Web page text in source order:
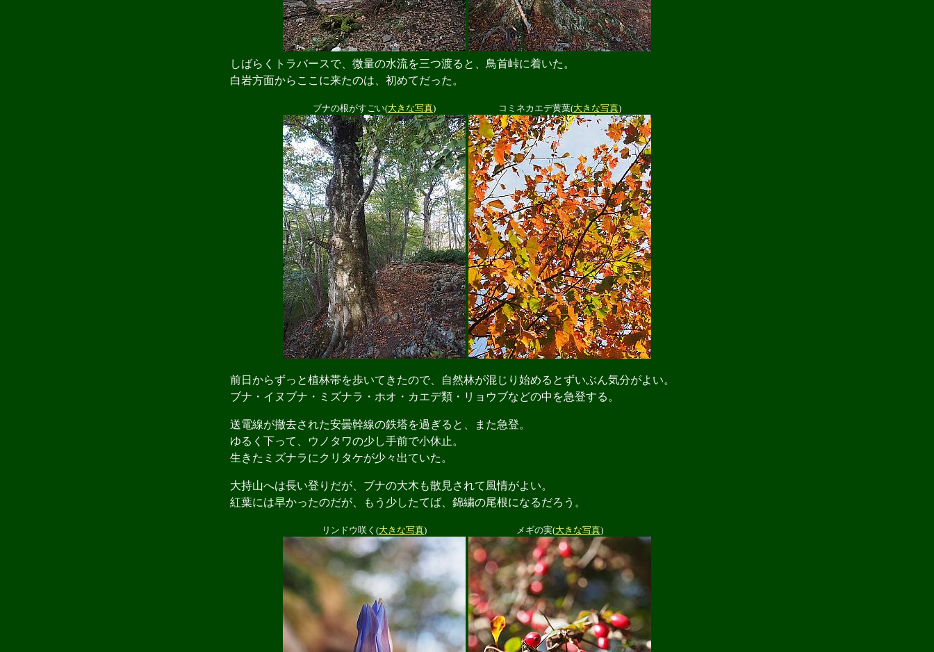
しばらくトラバースで、微量の水流を三つ渡ると、鳥首峠に着いた。
白岩方面からここに来たのは、初めてだった。
ブナの根がすごい(大きな写真) コミネカエデ黄葉(大きな写真)
前日からずっと植林帯を歩いてきたので、自然林が混じり始めるとずいぶん気分がよい。
ブナ・イヌブナ・ミズナラ・ホオ・カエデ類・リョウブなどの中を急登する。
送電線が撤去された安曇幹線の鉄塔を過ぎると、また急登。
ゆるく下って、ウノタワの少し手前で小休止。
生きたミズナラにクリタケが少々出ていた。
大持山へは長い登りだが、ブナの大木も散見されて風情がよい。
紅葉には早かったのだが、もう少したてば、錦繍の尾根になるだろう。
リンドウ咲く(大きな写真) メギの実(大きな写真)